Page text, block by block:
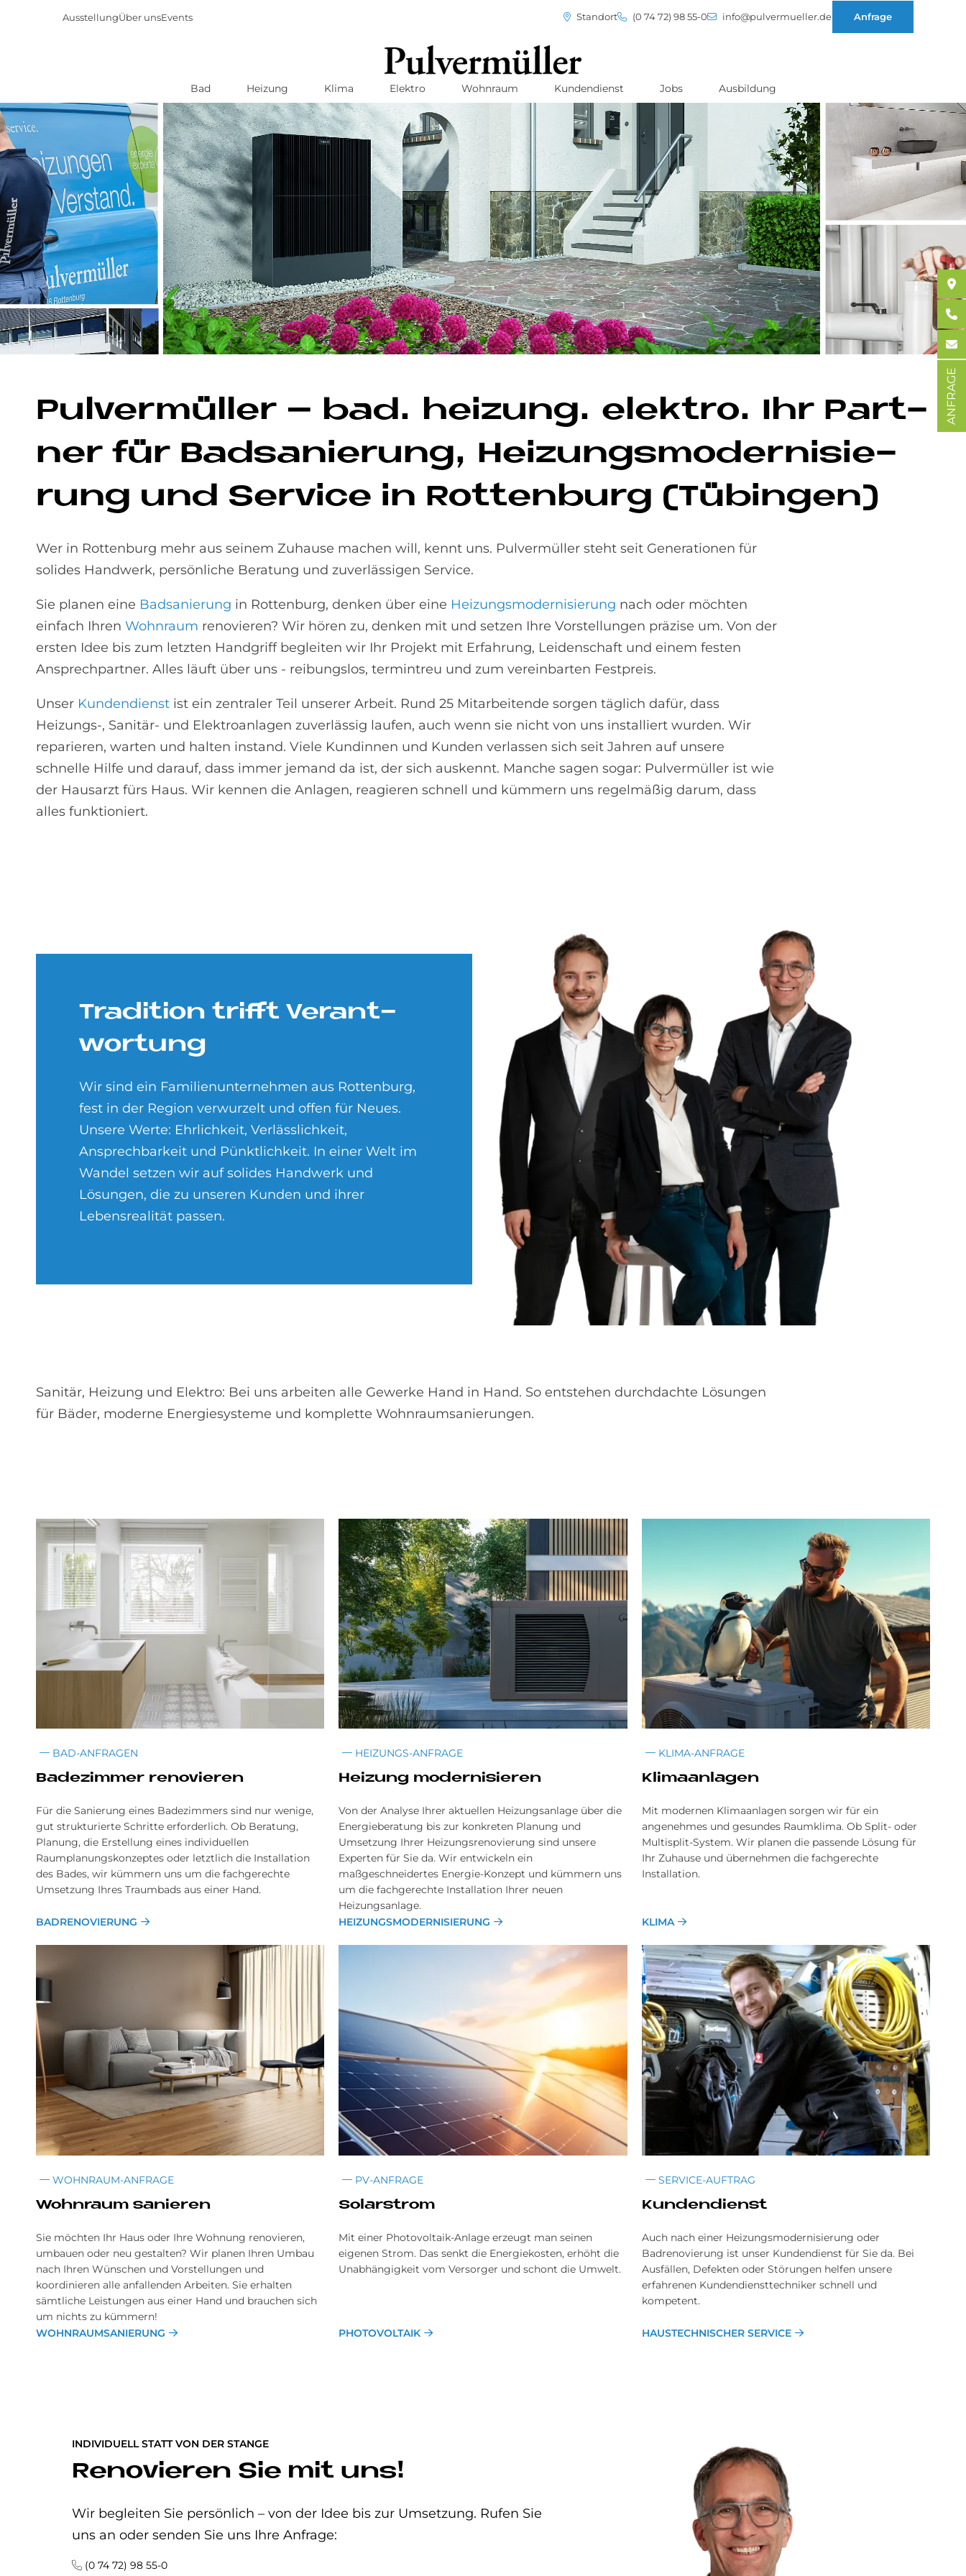
Direkt
zum
Inhalt
AusstellungÜber unsEvents Standort (0 74 72) 98 55-0 info@pulvermueller.de Anfrage
Bad Heizung Klima Elektro Wohnraum Kundendienst Jobs Ausbildung
Pul­ver­mül­ler – bad. hei­zung. elek­tro. Ihr Part­
ner für Bad­sa­nie­rung, Hei­zungs­mo­der­ni­sie­
rung und Ser­vice in Rot­ten­burg (Tü­bin­gen)
Wer in Rottenburg mehr aus seinem Zuhause machen will, kennt uns. Pulvermüller steht seit Generationen für
solides Handwerk, persönliche Beratung und zuverlässigen Service.
Sie planen eine Badsanierung in Rottenburg, denken über eine Heizungsmodernisierung nach oder möchten
einfach Ihren Wohnraum renovieren? Wir hören zu, denken mit und setzen Ihre Vorstellungen präzise um. Von der
ersten Idee bis zum letzten Handgriff begleiten wir Ihr Projekt mit Erfahrung, Leidenschaft und einem festen
Ansprechpartner. Alles läuft über uns - reibungslos, termintreu und zum vereinbarten Festpreis.
Unser Kundendienst ist ein zentraler Teil unserer Arbeit. Rund 25 Mitarbeitende sorgen täglich dafür, dass
Heizungs-, Sanitär- und Elektroanlagen zuverlässig laufen, auch wenn sie nicht von uns installiert wurden. Wir
reparieren, warten und halten instand. Viele Kundinnen und Kunden verlassen sich seit Jahren auf unsere
schnelle Hilfe und darauf, dass immer jemand da ist, der sich auskennt. Manche sagen sogar: Pulvermüller ist wie
der Hausarzt fürs Haus. Wir kennen die Anlagen, reagieren schnell und kümmern uns regelmäßig darum, dass
alles funktioniert.
Tra­di­ti­on trif­ft Ver­ant­
wor­tung
Wir sind ein Familienunternehmen aus Rottenburg,
fest in der Region verwurzelt und offen für Neues.
Unsere Werte: Ehrlichkeit, Verlässlichkeit,
Ansprechbarkeit und Pünktlichkeit. In einer Welt im
Wandel setzen wir auf solides Handwerk und
Lösungen, die zu unseren Kunden und ihrer
Lebensrealität passen.
Sanitär, Heizung und Elektro: Bei uns arbeiten alle Gewerke Hand in Hand. So entstehen durchdachte Lösungen
für Bäder, moderne Energiesysteme und komplette Wohnraumsanierungen.
BAD-ANFRAGEN
Ba­de­zim­mer re­no­vie­ren
Für die Sanierung eines Badezimmers sind nur wenige,
gut strukturierte Schritte erforderlich. Ob Beratung,
Planung, die Erstellung eines individuellen
Raumplanungskonzeptes oder letztlich die Installation
des Bades, wir kümmern uns um die fachgerechte
Umsetzung Ihres Traumbads aus einer Hand.
BADRENOVIERUNG
HEIZUNGS-ANFRAGE
Hei­zung mo­der­ni­sie­ren
Von der Analyse Ihrer aktuellen Heizungsanlage über die
Energieberatung bis zur konkreten Planung und
Umsetzung Ihrer Heizungsrenovierung sind unsere
Experten für Sie da. Wir entwickeln ein
maßgeschneidertes Energie-Konzept und kümmern uns
um die fachgerechte Installation Ihrer neuen
Heizungsanlage.
HEIZUNGSMODERNISIERUNG
KLIMA-ANFRAGE
Kli­ma­an­la­gen
Mit modernen Klimaanlagen sorgen wir für ein
angenehmes und gesundes Raumklima. Ob Split- oder
Multisplit-System. Wir planen die passende Lösung für
Ihr Zuhause und übernehmen die fachgerechte
Installation.
KLIMA
WOHNRAUM-ANFRAGE
Wohn­raum sa­nie­ren
Sie möchten Ihr Haus oder Ihre Wohnung renovieren,
umbauen oder neu gestalten? Wir planen Ihren Umbau
nach Ihren Wünschen und Vorstellungen und
koordinieren alle anfallenden Arbeiten. Sie erhalten
sämtliche Leistungen aus einer Hand und brauchen sich
um nichts zu kümmern!
WOHNRAUMSANIERUNG
PV-ANFRAGE
So­lar­strom
Mit einer Photovoltaik-Anlage erzeugt man seinen
eigenen Strom. Das senkt die Energiekosten, erhöht die
Unabhängigkeit vom Versorger und schont die Umwelt.
PHOTOVOLTAIK
SERVICE-AUFTRAG
Kun­den­dienst
Auch nach einer Heizungsmodernisierung oder
Badrenovierung ist unser Kundendienst für Sie da. Bei
Ausfällen, Defekten oder Störungen helfen unsere
erfahrenen Kundendiensttechniker schnell und
kompetent.
HAUSTECHNISCHER SERVICE
INDIVIDUELL STATT VON DER STANGE
Renovieren Sie mit uns!
Wir begleiten Sie persönlich – von der Idee bis zur Umsetzung. Rufen Sie
uns an oder senden Sie uns Ihre Anfrage:
(0 74 72) 98 55-0
ANFRAGE